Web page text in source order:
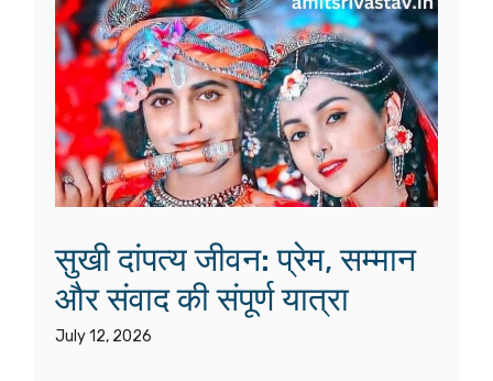
सुखी दांपत्य जीवन: प्रेम, सम्मान
और संवाद की संपूर्ण यात्रा
July 12, 2026